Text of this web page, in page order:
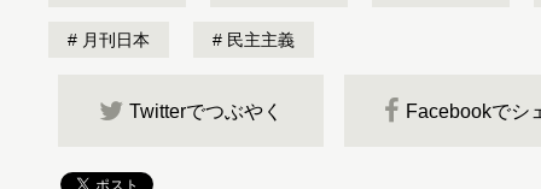
月刊日本 民主主義
Twitterでつぶやく Facebookでシ